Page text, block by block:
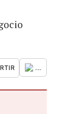
...